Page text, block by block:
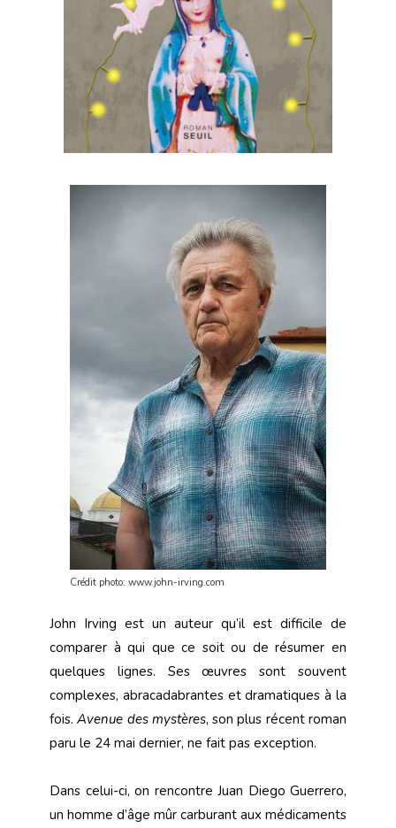
Crédit photo: www.john-irving.com
John Irving est un auteur qu’il est difficile de
comparer à qui que ce soit ou de résumer en
quelques lignes. Ses œuvres sont souvent
complexes, abracadabrantes et dramatiques à la
fois.Avenue des mystères, son plus récent roman
paru le 24 mai dernier, ne fait pas exception.
Dans celui-ci, on rencontre Juan Diego Guerrero,
un homme d’âge mûr carburant aux médicaments